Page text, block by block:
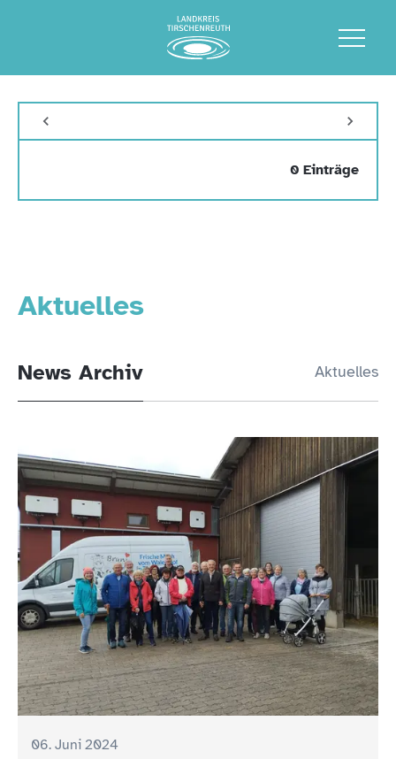
Aktuelles
News Archiv Aktuelles
06. Juni 2024
0 Einträge